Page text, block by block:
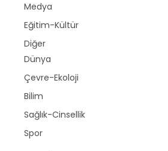
Medya
Eğitim-Kültür
Diğer
Dünya
Çevre-Ekoloji
Bilim
Sağlık-Cinsellik
Spor